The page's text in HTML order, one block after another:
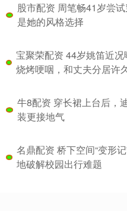
股市配资 周笔畅41岁尝
是她的风格选择
宝聚荣配资 44岁姚笛近
烧烤哽咽，和丈夫分居许
牛8配资 穿长裙上台后，
装更接地气
名鼎配资 桥下空间“变形
地破解校园出行难题